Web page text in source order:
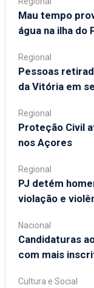
Mau tempo
água na ilha do
Regional
Pessoas
da Vitória em
Regional
Proteção Civil
nos Açores
Regional
PJ detém
violação e
Nacional
Candidaturas
com mais
Cultura e Social